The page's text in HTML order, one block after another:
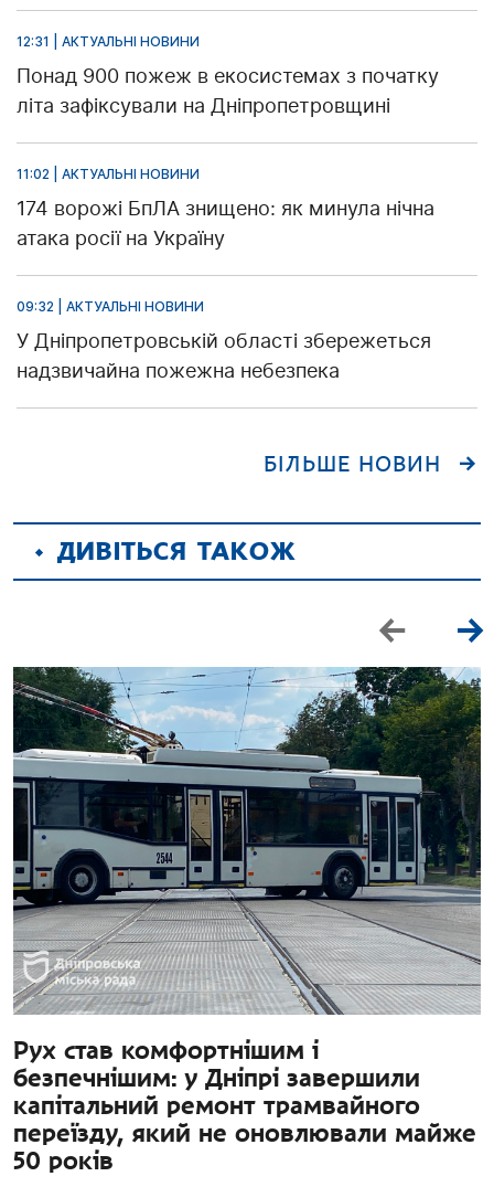
12:31 | АКТУАЛЬНІ НОВИНИ
Понад 900 пожеж в екосистемах з початку
літа зафіксували на Дніпропетровщині
11:02 | АКТУАЛЬНІ НОВИНИ
174 ворожі БпЛА знищено: як минула нічна
атака росії на Україну
09:32 | АКТУАЛЬНІ НОВИНИ
У Дніпропетровській області збережеться
надзвичайна пожежна небезпека
БІЛЬШЕ НОВИН
ДИВІТЬСЯ ТАКОЖ
Рух став комфортнішим і
безпечнішим: у Дніпрі завершили
капітальний ремонт трамвайного
переїзду, який не оновлювали майже
50 років